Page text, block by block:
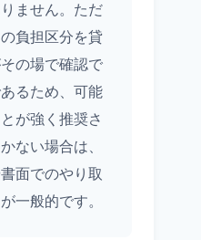
ません。ただ
負担区分を貸
の場で確認で
るため、可能
が強く推奨さ
ない場合は、
面でのやり取
一般的です。